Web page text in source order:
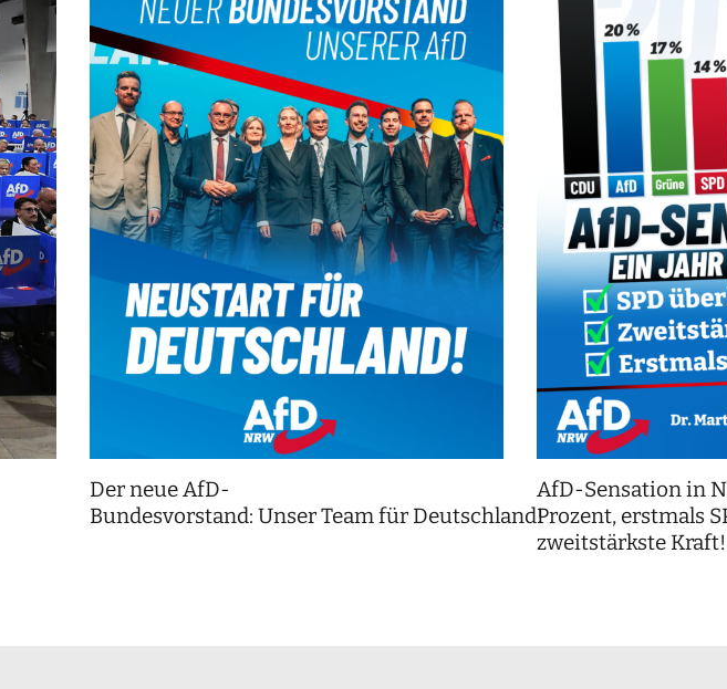
Der neue AfD-
Bundesvorstand: Unser Team für Deutschland!
AfD-Sensation in
Prozent, erstmals
zweitstärkste Kraft!